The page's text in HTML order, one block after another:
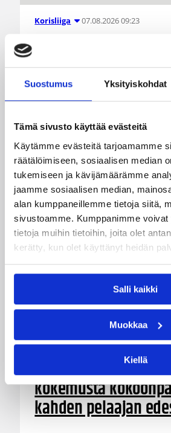
Suostumus Yksityiskohdat
Tämä sivusto käyttää evästeitä
Käytämme evästeitä tarjoamamme
räätälöimiseen, sosiaalisen median
tukemiseen ja kävijämäärämme
jaamme sosiaalisen median,
alan kumppaneillemme tietoja siitä,
sivustoamme. Kumppanimme voivat
tietoja muihin tietoihin, joita olet
kerätty, kun olet käyttänyt heidän
Salli kaikki
Muokkaa
Kiellä
Korisliiga 07.08.2026 09:23
Daniel Dolenc KTP-
haaviin
Dolenc on rakentanut pitkän
Liettuassa, Romaniassa,
Islannissa.
Korisliiga 05.08.2026 11:34
Seagulls hankki
kokemusta
kahden pelaajan